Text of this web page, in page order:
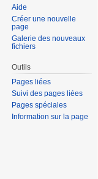
Aide
Créer une nouvelle
page
Galerie des nouveaux
fichiers
Outils
Pages liées
Suivi des pages liées
Pages spéciales
Information sur la page